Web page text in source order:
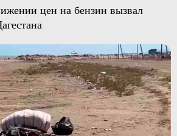
цен на бензин вызвал